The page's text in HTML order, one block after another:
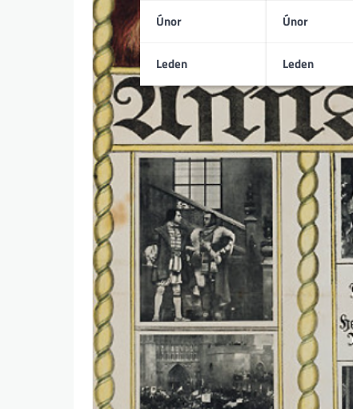
Únor
Leden
Únor
Leden